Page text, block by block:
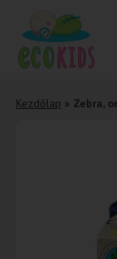
Kezdőlap » Zebra,